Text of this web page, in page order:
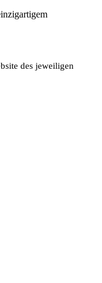
des jeweiligen